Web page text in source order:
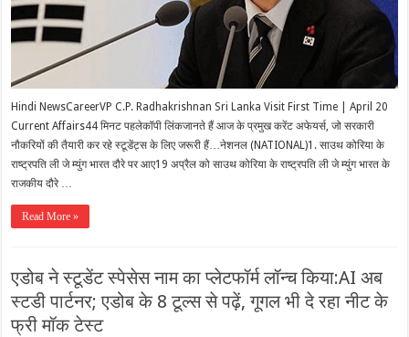
Hindi NewsCareerVP C.P. Radhakrishnan Sri Lanka Visit First Time | April 20
Current Affairs44 मिनट पहलेकॉपी लिंकजानते हैं आज के प्रमुख करेंट अफेयर्स, जो सरकारी
नौकरियों की तैयारी कर रहे स्टूडेंट्स के लिए जरूरी हैं…नेशनल (NATIONAL)1. साउथ कोरिया के
राष्ट्रपति ली जे म्युंग भारत दौरे पर आए19 अप्रैल को साउथ कोरिया के राष्ट्रपति ली जे म्युंग भारत के
राजकीय दौरे …
Read More »
एडोब ने स्टूडेंट स्पेसेस नाम का प्लेटफॉर्म लॉन्च किया:AI अब
स्टडी पार्टनर; एडोब के 8 टूल्स से पढ़ें, गूगल भी दे रहा नीट के
फ्री मॉक टेस्ट